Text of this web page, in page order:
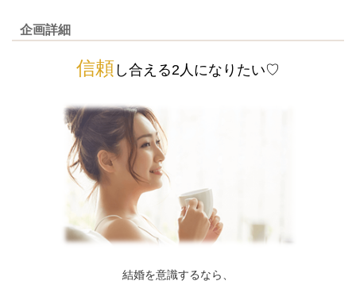
企画詳細
信頼 し合える2人 になりたい♡
結婚を意識するなら、